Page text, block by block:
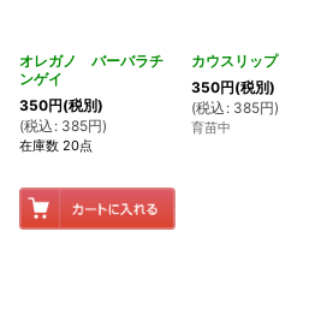
オレガノ バーバラチ
ンゲイ
350円(税別)
(税込 : 385円)
在庫数 20点
カウスリップ
350円(税別)
(税込 : 385円)
育苗中